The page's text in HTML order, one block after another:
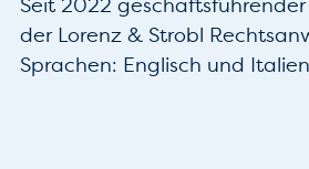
der Lorenz & Strobl
Sprachen: Englisch und